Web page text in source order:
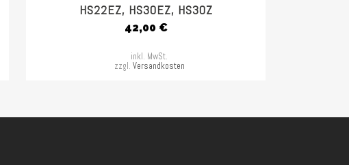
HS22EZ, HS30EZ, HS30Z
42,00 €
inkl. MwSt.
zzgl. Versandkosten